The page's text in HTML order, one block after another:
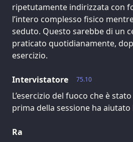
ripetutamente indirizzata con
l’intero complesso fisico
seduto. Questo sarebbe di un
praticato quotidianamente,
esercizio.
75.10
Intervistatore
L’esercizio del fuoco che è
prima della sessione ha
Ra